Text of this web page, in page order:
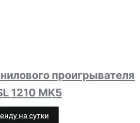
проигрывателя
1210 MK5
на сутки